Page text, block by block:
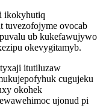
ikokyhutiq
tuvezofojyme ovocab
ub kukefawujywo
okevygitamyb.
itutiluzaw
cugujeku
okohek
ujonud pi